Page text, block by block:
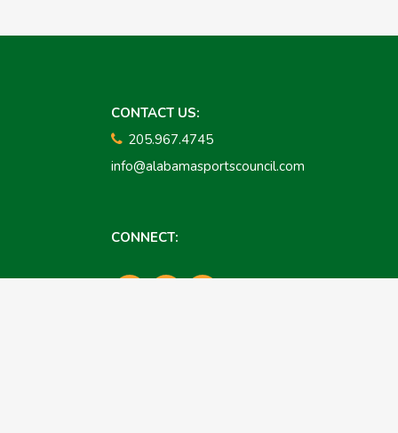
CONTACT US:
205.967.4745
info@alabamasportscouncil.com
CONNECT: